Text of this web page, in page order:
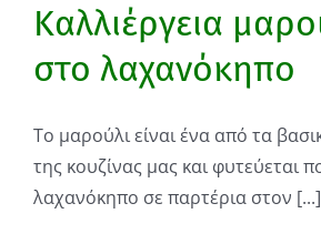
Καλλιέργεια
στο λαχανόκηπο
Το μαρούλι είναι ένα από τα
της κουζίνας μας και φυτεύεται
λαχανόκηπο σε παρτέρια στον [...]